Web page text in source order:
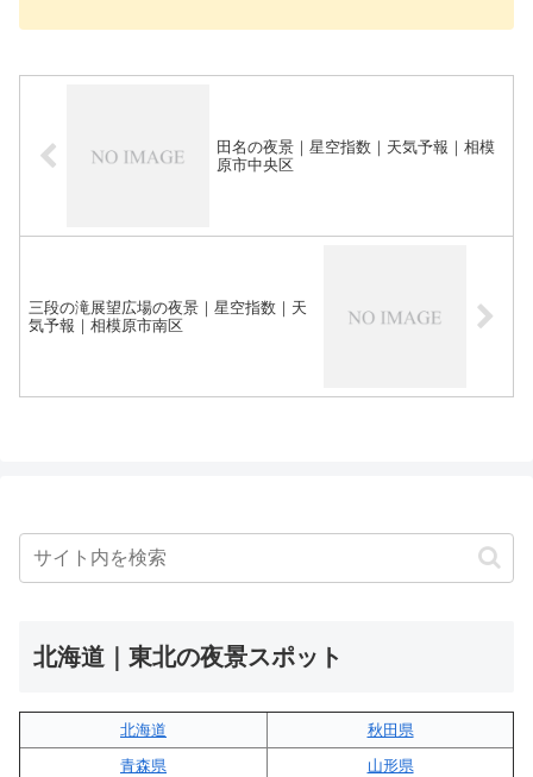
田名の夜景｜星空指数｜天気予報｜相模
原市中央区
三段の滝展望広場の夜景｜星空指数｜天
気予報｜相模原市南区
北海道｜東北の夜景スポット
北海道
秋田県
青森県
山形県